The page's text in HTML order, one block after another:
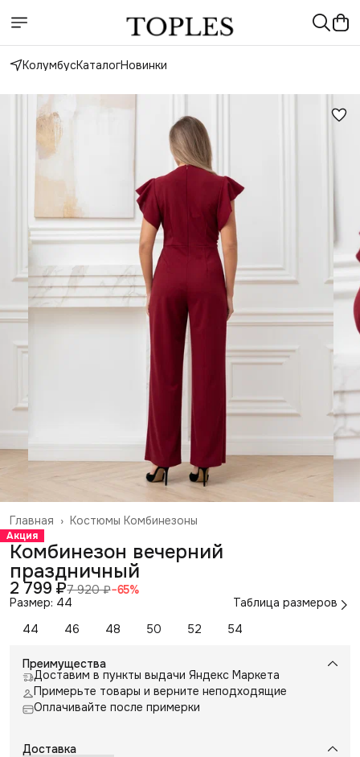
КолумбусКаталогНовинки
Костюмы Комбинезоны
Главная ›
Акция
Комбинезон вечерний
праздничный
2 799 ₽7 920 ₽−65%
Размер: 44
Таблица размеров
44
46 48 50 52 54
Преимущества
Доставим в пункты выдачи Яндекс Маркета
Примерьте товары и верните неподходящие
Оплачивайте после примерки
Доставка